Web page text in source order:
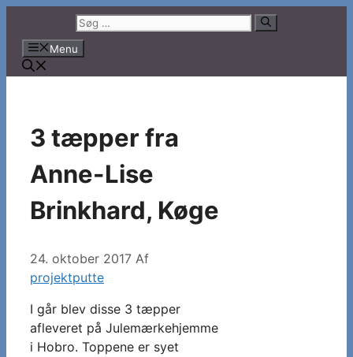
indhold
Søg
efter:
Menu
3 tæpper fra
Anne-Lise
Brinkhard, Køge
24. oktober 2017 Af
projektputte
I går blev disse 3 tæpper
afleveret på Julemærkehjemme
i Hobro. Toppene er syet